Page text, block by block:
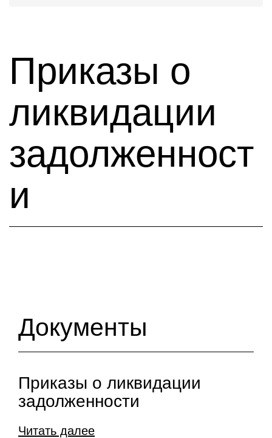
Приказы о
ликвидации
задолженност
и
Документы
Приказы о ликвидации
задолженности
Читать далее